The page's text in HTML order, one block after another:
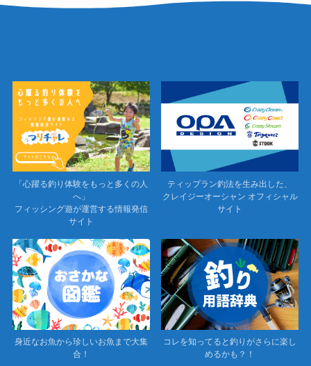
「心躍る釣り体験をもっと多くの人
へ」
フィッシング遊が運営する情報発信
サイト
ティップラン釣法を生み出した、
クレイジーオーシャン オフィシャル
サイト
身近なお魚から珍しいお魚まで大集
合！
コレを知ってると釣りがさらに楽し
めるかも？！